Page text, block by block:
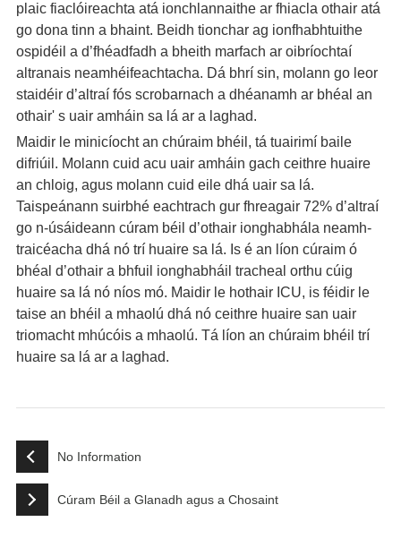
plaic fiaclóireachta atá ionchlannaithe ar fhiacla othair atá
go dona tinn a bhaint. Beidh tionchar ag ionfhabhtuithe
ospidéil a d’fhéadfadh a bheith marfach ar oibríochtaí
altranais neamhéifeachtacha. Dá bhrí sin, molann go leor
staidéir d’altraí fós scrobarnach a dhéanamh ar bhéal an
othair' s uair amháin sa lá ar a laghad.
Maidir le minicíocht an chúraim bhéil, tá tuairimí baile
difriúil. Molann cuid acu uair amháin gach ceithre huaire
an chloig, agus molann cuid eile dhá uair sa lá.
Taispeánann suirbhé eachtrach gur fhreagair 72% d’altraí
go n-úsáideann cúram béil d’othair ionghabhála neamh-
traicéacha dhá nó trí huaire sa lá. Is é an líon cúraim ó
bhéal d’othair a bhfuil ionghabháil tracheal orthu cúig
huaire sa lá nó níos mó. Maidir le hothair ICU, is féidir le
taise an bhéil a mhaolú dhá nó ceithre huaire san uair
triomacht mhúcóis a mhaolú. Tá líon an chúraim bhéil trí
huaire sa lá ar a laghad.
No Information
Cúram Béil a Glanadh agus a Chosaint